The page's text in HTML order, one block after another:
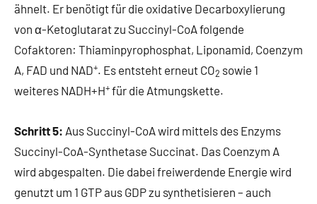
ähnelt. Er benötigt für die oxidative Decarboxylierung
von α-Ketoglutarat zu Succinyl-CoA folgende
Cofaktoren: Thiaminpyrophosphat, Liponamid, Coenzym
A, FAD und NAD+. Es entsteht erneut CO2 sowie 1
weiteres NADH+H+für die Atmungskette.
Schritt 5: Aus Succinyl-CoA wird mittels des Enzyms
Succinyl-CoA-Synthetase Succinat. Das Coenzym A
wird abgespalten. Die dabei freiwerdende Energie wird
genutzt um 1 GTP aus GDP zu synthetisieren – auch